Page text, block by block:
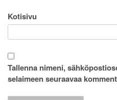
Kotisivu
Tallenna nimeni,
selaimeen seuraavaa